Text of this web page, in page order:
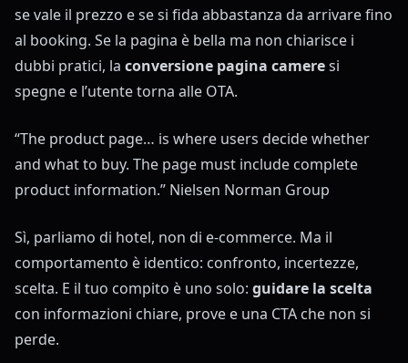
se vale il prezzo e se si fida abbastanza da arrivare fino
al booking. Se la pagina è bella ma non chiarisce i
dubbi pratici, la conversione pagina cameresi
spegne e l’utente torna alle OTA.
“The product page… is where users decide whether
and what to buy. The page must include complete
product information.” Nielsen Norman Group
Sì, parliamo di hotel, non di e-commerce. Ma il
comportamento è identico: confronto, incertezze,
scelta. E il tuo compito è uno solo: guidare la scelta
con informazioni chiare, prove e una CTA che non si
perde.